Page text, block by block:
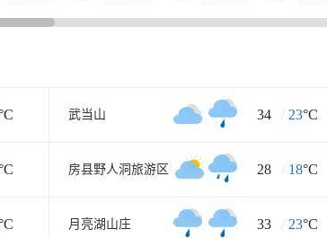
武当山 34 / 23°C
房县野人洞旅游区 28 / 18°C
月亮湖山庄 33 / 23°C